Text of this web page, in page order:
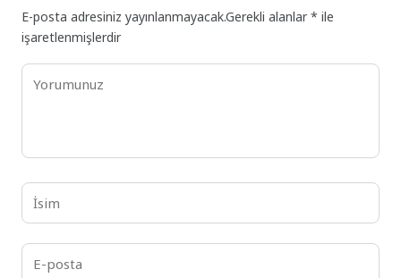
E-posta adresiniz yayınlanmayacak.Gerekli alanlar* ile
işaretlenmişlerdir